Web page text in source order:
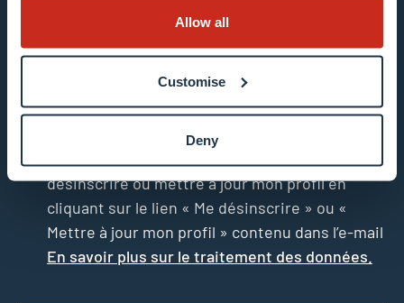
Allow all
Customise
Deny
J’accepte que mon adresse e-mail serve à mon
inscription aux bulletins d’information de
désinscrire ou mettre à jour mon profil en
cliquant sur le lien « Me désinscrire » ou «
Mettre à jour mon profil » contenu dans l’e-mail
En savoir plus sur le traitement des données.